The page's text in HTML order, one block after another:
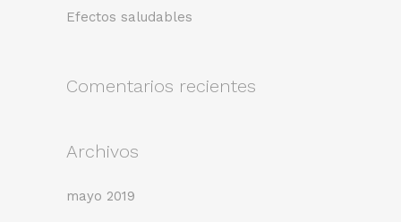
Efectos saludables
Comentarios recientes
Archivos
mayo 2019